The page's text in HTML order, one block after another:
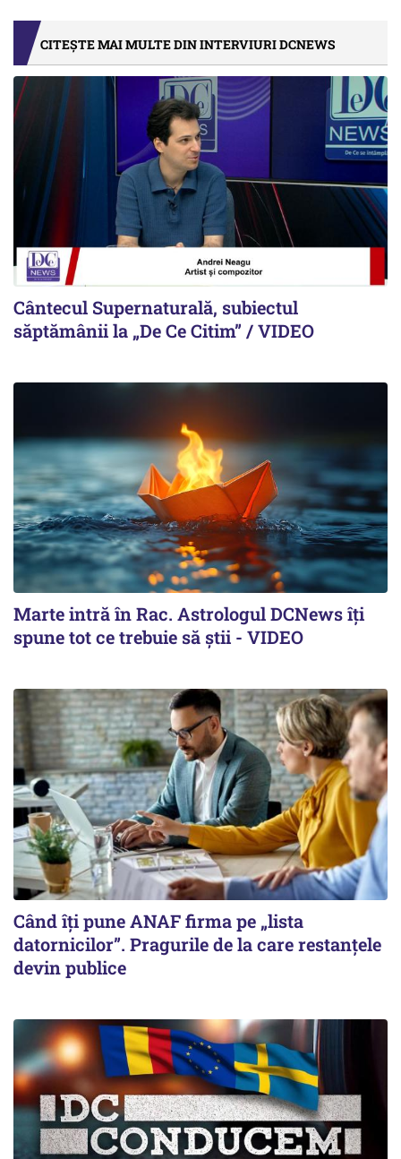
CITEȘTE MAI MULTE DIN INTERVIURI DCNEWS
Cântecul Supernaturală, subiectul
săptămânii la „De Ce Citim” / VIDEO
Marte intră în Rac. Astrologul DCNews îți
spune tot ce trebuie să știi - VIDEO
Când îți pune ANAF firma pe „lista
datornicilor”. Pragurile de la care restanțele
devin publice